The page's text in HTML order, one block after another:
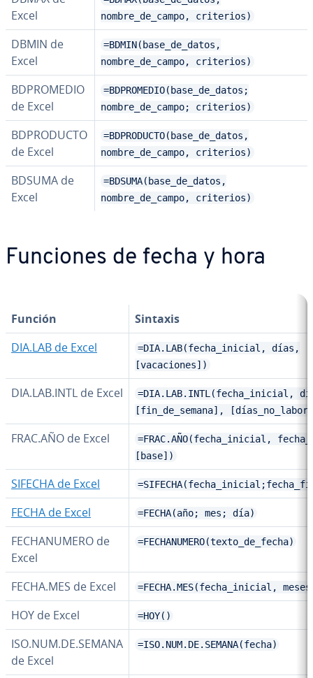
Excel
nombre_de_campo, criterios)
DBMIN de
Excel
=BDMIN(base_de_datos,
nombre_de_campo, criterios)
BD­PRO­ME­DIO
de Excel
=BDPROMEDIO(base_de_datos;
nombre_de_campo; criterios)
BD­PRO­DU­C­TO
de Excel
=BDPRODUCTO(base_de_datos,
nombre_de_campo, criterios)
BDSUMA de
Excel
=BDSUMA(base_de_datos,
nombre_de_campo, criterios)
Funciones de fecha y hora
Función
Sintaxis
DIA.LAB de Excel
=DIA.LAB(fecha_inicial, días,
[vacaciones])
DIA.LAB.INTL de Excel
=DIA.LAB.INTL(fecha_inicial,
[fin_de_semana],
FRAC.AÑO de Excel
=FRAC.AÑO(fecha_inicial,
[base])
SIFECHA de Excel
FECHA de Excel =FECHA(año; mes; día)
FE­CHA­NU­ME­RO de
Excel
=FECHANUMERO(texto_de_fecha)
FECHA.MES de Excel =FECHA.MES(fecha_inicial,
HOY de Excel =HOY()
ISO.NUM.DE.SEMANA
de Excel
=ISO.NUM.DE.SEMANA(fecha)